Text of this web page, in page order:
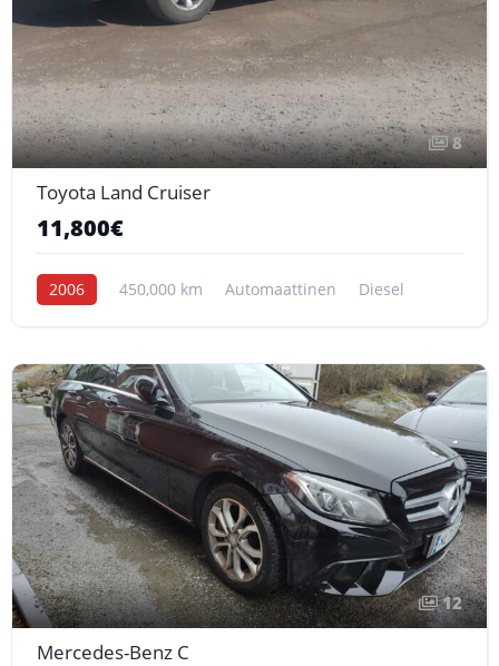
8
Toyota Land Cruiser
11,800€
2006 450,000 km Automaattinen Diesel
12
Mercedes-Benz C